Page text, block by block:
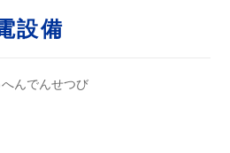
設備
んでんせつび